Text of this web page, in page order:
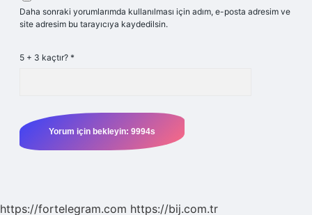
Daha sonraki yorumlarımda kullanılması için adım, e-posta adresim ve
site adresim bu tarayıcıya kaydedilsin.
5 + 3 kaçtır? *
https://fortelegram.com https://bij.com.tr